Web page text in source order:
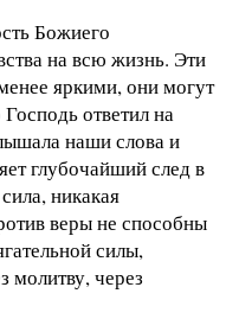
Божиего
на всю жизнь. Эти
яркими, они могут
ответил на
наши слова и
глубочайший след в
никакая
веры не способны
силы,
молитву, через